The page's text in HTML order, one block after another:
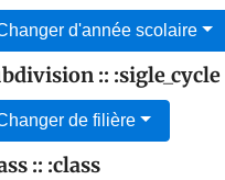
d'année scolaire
:: :sigle_cycle
de filière
:: :class